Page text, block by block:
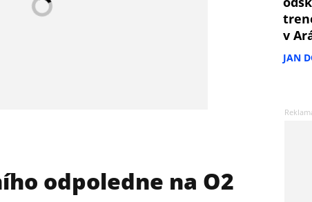
odpoledne na O2
v
JAN